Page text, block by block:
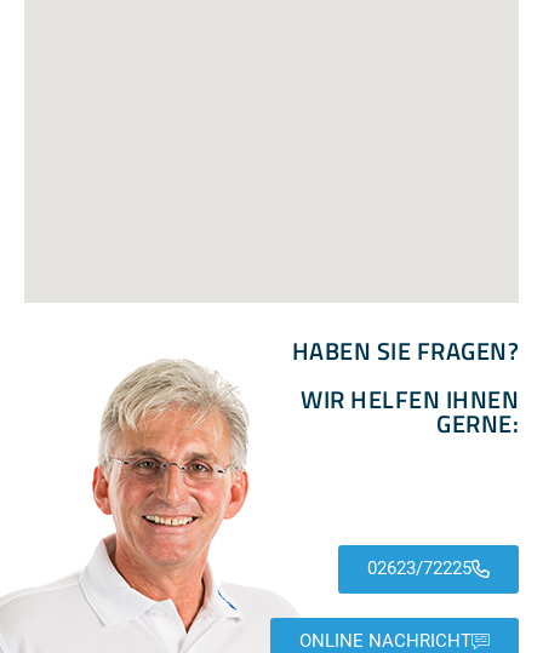
HABEN SIE FRAGEN?
WIR HELFEN IHNEN
GERNE:
02623/72225
ONLINE NACHRICHT